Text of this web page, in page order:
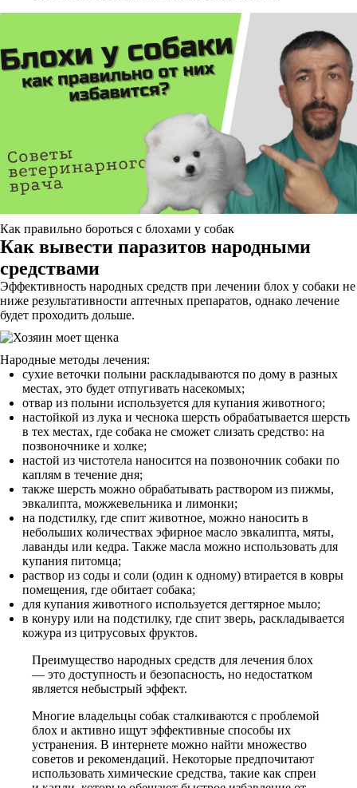
Как правильно бороться с блохами у собак
Как вывести паразитов народными
средствами
Эффективность народных средств при лечении блох у собаки не
ниже результативности аптечных препаратов, однако лечение
будет проходить дольше.
Народные методы лечения:
сухие веточки полыни раскладываются по дому в разных
местах, это будет отпугивать насекомых;
отвар из полыни используется для купания животного;
настойкой из лука и чеснока шерсть обрабатывается шерсть
в тех местах, где собака не сможет слизать средство: на
позвоночнике и холке;
настой из чистотела наносится на позвоночник собаки по
каплям в течение дня;
также шерсть можно обрабатывать раствором из пижмы,
эвкалипта, можжевельника и лимонки;
на подстилку, где спит животное, можно наносить в
небольших количествах эфирное масло эвкалипта, мяты,
лаванды или кедра. Также масла можно использовать для
купания питомца;
раствор из соды и соли (один к одному) втирается в ковры
помещения, где обитает собака;
для купания животного используется дегтярное мыло;
в конуру или на подстилку, где спит зверь, раскладывается
кожура из цитрусовых фруктов.
Преимущество народных средств для лечения блох
— это доступность и безопасность, но недостатком
является небыстрый эффект.
Многие владельцы собак сталкиваются с проблемой
блох и активно ищут эффективные способы их
устранения. В интернете можно найти множество
советов и рекомендаций. Некоторые предпочитают
использовать химические средства, такие как спреи